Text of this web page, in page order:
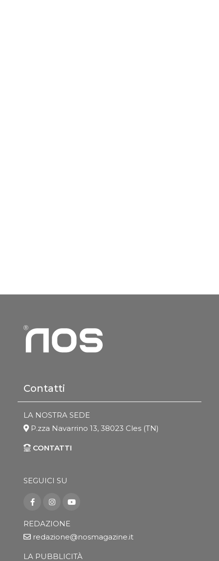
Contatti
LA NOSTRA SEDE
P.zza Navarrino 13, 38023 Cles (TN)
CONTATTI
SEGUICI SU
REDAZIONE
redazione@nosmagazine.it
LA PUBBLICITÀ